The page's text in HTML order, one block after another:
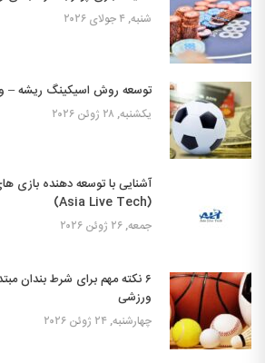
شنبه, ۴ جولای ۲۰۲۶
توسعه روش اسیکینگ ریشه
یکشنبه, ۲۸ ژوئن ۲۰۲۶
آشنایی با توسعه دهنده بازی
(Asia Live Tech)
جمعه, ۲۶ ژوئن ۲۰۲۶
۶ نکته مهم برای شرط بندان
ورزشی
چهارشنبه, ۲۴ ژوئن ۲۰۲۶